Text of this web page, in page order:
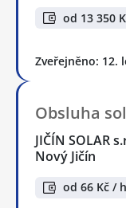
od 13 350
Zveřejněno: 12.
Obsluha
JIČÍN SOLAR
Nový Jičín
od 66 Kč /